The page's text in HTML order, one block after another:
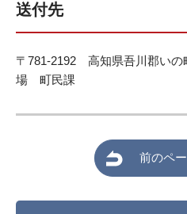
送付先
〒781-2192 高知県吾川郡い
場 町民課
前のペ